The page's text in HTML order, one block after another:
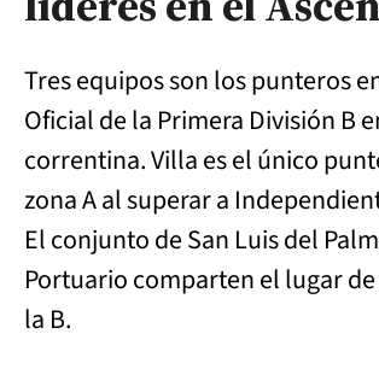
Tres equipos son los punteros
Oficial de la Primera División B
correntina. Villa es el único
zona A al superar a
El conjunto de San Luis del
Portuario comparten el lugar
la B.